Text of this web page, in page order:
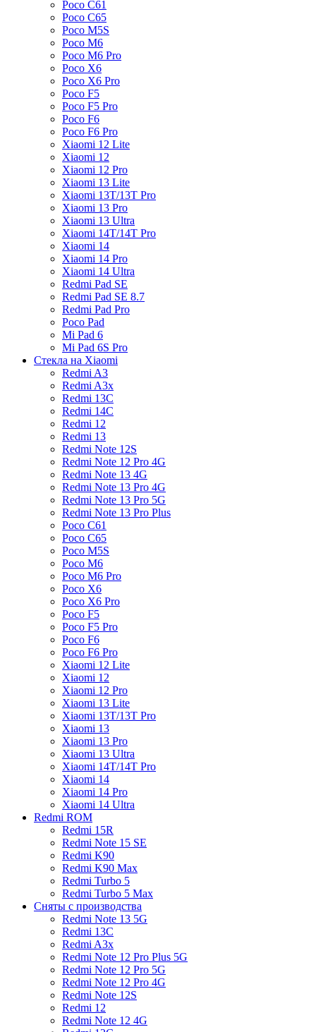
Poco C61
Poco C65
Poco M5S
Poco M6
Poco M6 Pro
Poco X6
Poco X6 Pro
Poco F5
Poco F5 Pro
Poco F6
Poco F6 Pro
Xiaomi 12 Lite
Xiaomi 12
Xiaomi 12 Pro
Xiaomi 13 Lite
Xiaomi 13T/13T Pro
Xiaomi 13 Pro
Xiaomi 13 Ultra
Xiaomi 14T/14T Pro
Xiaomi 14
Xiaomi 14 Pro
Xiaomi 14 Ultra
Redmi Pad SE
Redmi Pad SE 8.7
Redmi Pad Pro
Poco Pad
Mi Pad 6
Mi Pad 6S Pro
Стекла на Xiaomi
Redmi A3
Redmi A3x
Redmi 13C
Redmi 14C
Redmi 12
Redmi 13
Redmi Note 12S
Redmi Note 12 Pro 4G
Redmi Note 13 4G
Redmi Note 13 Pro 4G
Redmi Note 13 Pro 5G
Redmi Note 13 Pro Plus
Poco C61
Poco C65
Poco M5S
Poco M6
Poco M6 Pro
Poco X6
Poco X6 Pro
Poco F5
Poco F5 Pro
Poco F6
Poco F6 Pro
Xiaomi 12 Lite
Xiaomi 12
Xiaomi 12 Pro
Xiaomi 13 Lite
Xiaomi 13T/13T Pro
Xiaomi 13
Xiaomi 13 Pro
Xiaomi 13 Ultra
Xiaomi 14T/14T Pro
Xiaomi 14
Xiaomi 14 Pro
Xiaomi 14 Ultra
Redmi ROM
Redmi 15R
Redmi Note 15 SE
Redmi K90
Redmi K90 Max
Redmi Turbo 5
Redmi Turbo 5 Max
Сняты с производства
Redmi Note 13 5G
Redmi 13C
Redmi A3x
Redmi Note 12 Pro Plus 5G
Redmi Note 12 Pro 5G
Redmi Note 12 Pro 4G
Redmi Note 12S
Redmi 12
Redmi Note 12 4G